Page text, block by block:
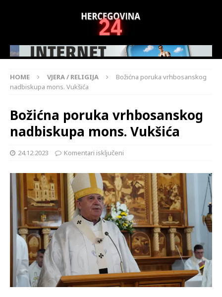
nadbiskupa mons. Vukšića
Božićna poruka vrhbosanskog
nadbiskupa mons. Vukšića
24.12.2023 Komentari isključeni